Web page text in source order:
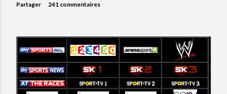
Partager 241 commentaires